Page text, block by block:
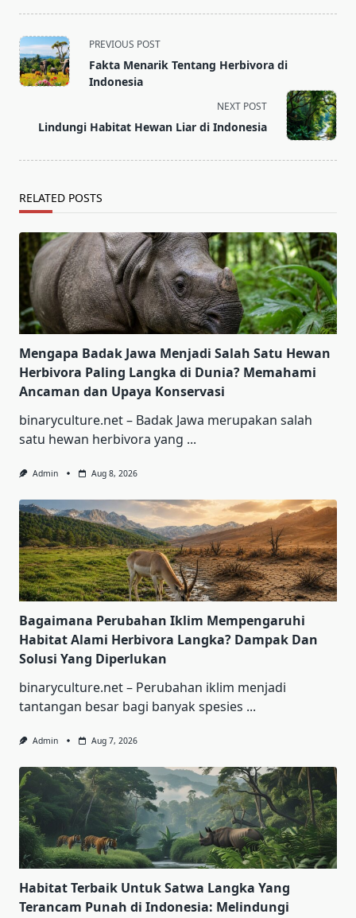
<span
class="nav-
subtitle
reader-
text">Page</span>
PREVIOUS POST
Fakta Menarik Tentang Herbivora di
Indonesia
NEXT POST
Lindungi Habitat Hewan Liar di Indonesia
RELATED POSTS
Mengapa Badak Jawa Menjadi Salah Satu Hewan
Herbivora Paling Langka di Dunia? Memahami
Ancaman dan Upaya Konservasi
binaryculture.net – Badak Jawa merupakan salah
satu hewan herbivora yang ...
Admin Aug 8, 2026
Bagaimana Perubahan Iklim Mempengaruhi
Habitat Alami Herbivora Langka? Dampak Dan
Solusi Yang Diperlukan
binaryculture.net – Perubahan iklim menjadi
tantangan besar bagi banyak spesies ...
Admin Aug 7, 2026
Habitat Terbaik Untuk Satwa Langka Yang
Terancam Punah di Indonesia: Melindungi